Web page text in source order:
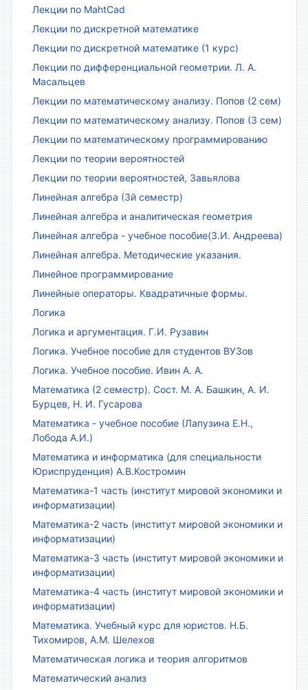
Лекции по MahtCad
Лекции по дискретной математике
Лекции по дискретной математике (1 курс)
Лекции по дифференциальной геометрии. Л. А.
Масальцев
Лекции по математическому анализу. Попов (2 сем)
Лекции по математическому анализу. Попов (3 сем)
Лекции по математическому программированию
Лекции по теории вероятностей
Лекции по теории вероятностей, Завьялова
Линейная алгебра (3й семестр)
Линейная алгебра и аналитическая геометрия
Линейная алгебра - учебное пособие(З.И. Андреева)
Линейная алгебра. Методические указания.
Линейное программирование
Линейные операторы. Квадратичные формы.
Логика
Логика и аргументация. Г.И. Рузавин
Логика. Учебное пособие для студентов ВУЗов
Логика. Учебное пособие. Ивин А. А.
Математика (2 семестр). Сост. М. А. Башкин, А. И.
Бурцев, Н. И. Гусарова
Математика - учебное пособие (Лапузина Е.Н.,
Лобода А.И.)
Математика и информатика (для специальности
Юриспруденция) А.В.Костромин
Математика-1 часть (институт мировой экономики и
информатизации)
Математика-2 часть (институт мировой экономики и
информатизации)
Математика-3 часть (институт мировой экономики и
информатизации)
Математика-4 часть (институт мировой экономики и
информатизации)
Математика. Учебный курс для юристов. Н.Б.
Тихомиров, А.М. Шелехов
Математическая логика и теория алгоритмов
Математический анализ